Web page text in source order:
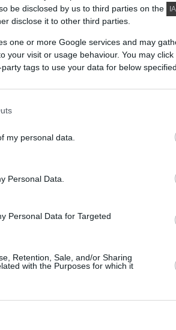
be disclosed by us to third parties on the
disclose it to other third parties.
one or more Google services and may
your visit or usage behaviour. You may
tags to use your data for below
my personal data.
Personal Data.
Personal Data for Targeted
Retention, Sale, and/or Sharing
with the Purposes for which it